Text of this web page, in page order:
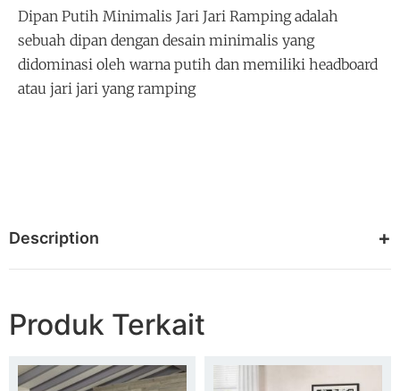
Dipan Putih Minimalis Jari Jari Ramping adalah
sebuah dipan dengan desain minimalis yang
didominasi oleh warna putih dan memiliki headboard
atau jari jari yang ramping
Description
Produk Terkait